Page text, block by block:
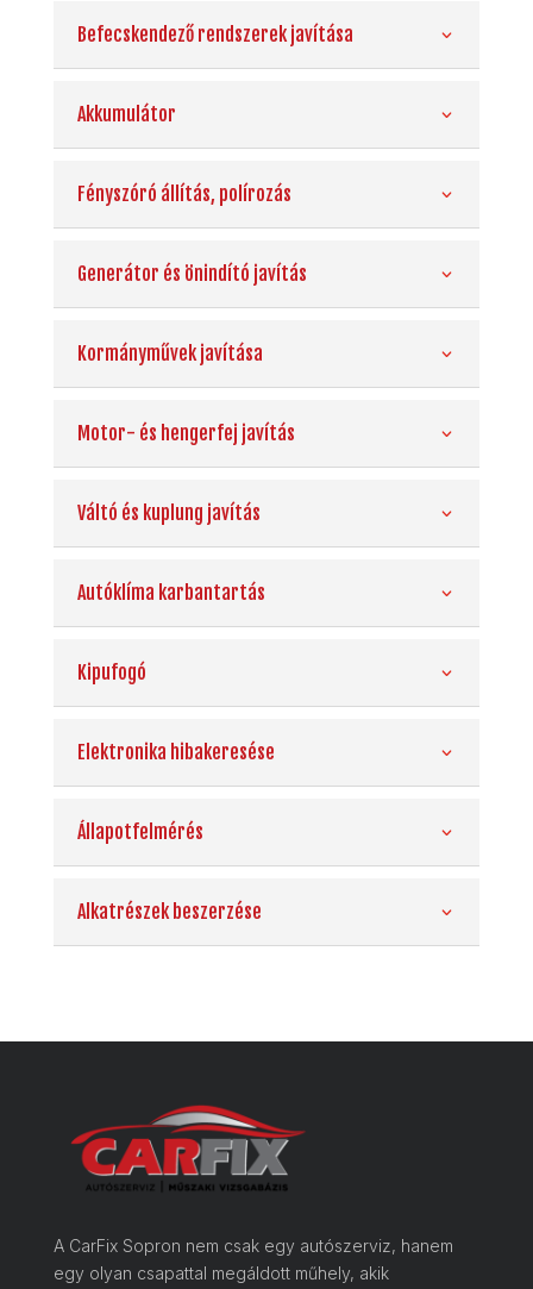
Befecskendező rendszerek javítása
Akkumulátor
Fényszóró állítás, polírozás
Generátor és önindító javítás
Kormányművek javítása
Motor- és hengerfej javítás
Váltó és kuplung javítás
Autóklíma karbantartás
Kipufogó
Elektronika hibakeresése
Állapotfelmérés
Alkatrészek beszerzése
A CarFix Sopron nem csak egy autószerviz, hanem
egy olyan csapattal megáldott műhely, akik